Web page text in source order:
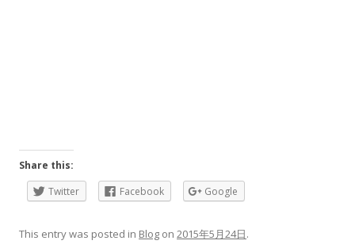
Share this:
Twitter
Facebook Google
This entry was posted in Blog on 2015年5月24日.